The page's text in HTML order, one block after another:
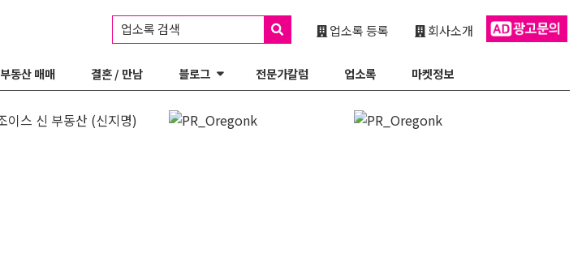
회사소개
업소록 등록
업소록 검색
부동산 매매 결혼 / 만남 블로그 전문가칼럼 업소록 마켓정보